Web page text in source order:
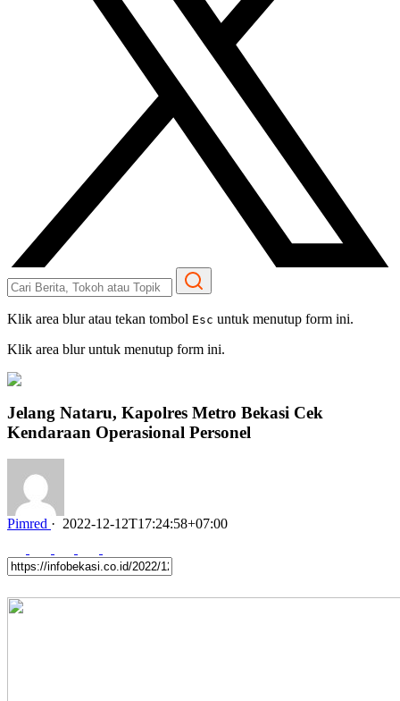
Klik area blur atau tekan tombol Esc untuk menutup form ini.
Klik area blur untuk menutup form ini.
Jelang Nataru, Kapolres Metro Bekasi Cek
Kendaraan Operasional Personel
Pimred · 2022-12-12T17:24:58+07:00